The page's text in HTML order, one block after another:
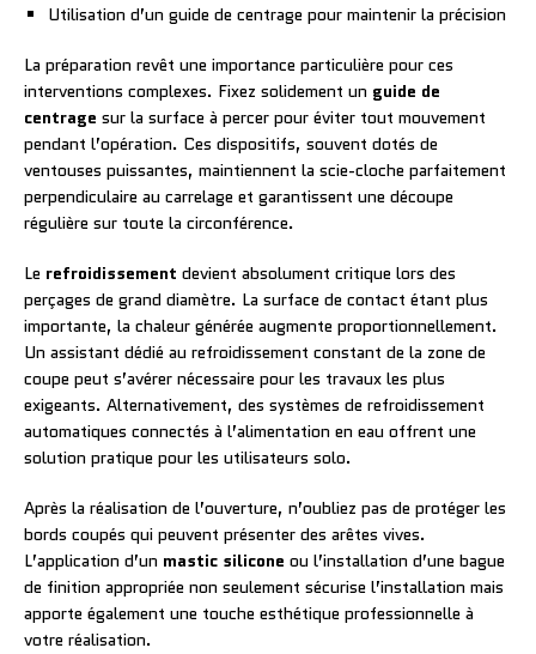
Utilisation d’un guide de centrage pour maintenir la précision
La préparation revêt une importance particulière pour ces
interventions complexes. Fixez solidement un guide de
centrage sur la surface à percer pour éviter tout mouvement
pendant l’opération. Ces dispositifs, souvent dotés de
ventouses puissantes, maintiennent la scie-cloche parfaitement
perpendiculaire au carrelage et garantissent une découpe
régulière sur toute la circonférence.
Le refroidissement devient absolument critique lors des
perçages de grand diamètre. La surface de contact étant plus
importante, la chaleur générée augmente proportionnellement.
Un assistant dédié au refroidissement constant de la zone de
coupe peut s’avérer nécessaire pour les travaux les plus
exigeants. Alternativement, des systèmes de refroidissement
automatiques connectés à l’alimentation en eau offrent une
solution pratique pour les utilisateurs solo.
Après la réalisation de l’ouverture, n’oubliez pas de protéger les
bords coupés qui peuvent présenter des arêtes vives.
L’application d’un mastic silicone ou l’installation d’une bague
de finition appropriée non seulement sécurise l’installation mais
apporte également une touche esthétique professionnelle à
votre réalisation.